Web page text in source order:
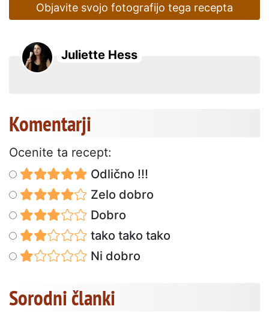
Objavite svojo fotografijo tega recepta
Juliette Hess
Komentarji
Ocenite ta recept:
Odlično !!!
Zelo dobro
Dobro
tako tako tako
Ni dobro
Sorodni članki